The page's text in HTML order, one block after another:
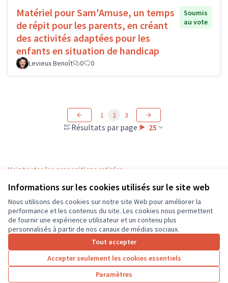
Informations sur les cookies utilisés sur le site web
Nous utilisons des cookies sur notre site Web pour améliorer la
performance et les contenus du site. Les cookies nous permettent
de fournir une expérience utilisateur et un contenu plus
personnalisés à partir de nos canaux de médias sociaux.
Tout accepter
Accepter seulement les cookies essentiels
Paramètres
Matériel pour Sam'Amuse, un temps
de répit pour les parents, en créant
des activités adaptées pour les
enfants en situation de handicap
Soumis
au vote
Levieux Benoît 0 0
Résultats par page : 25
1 2 3
Voir toutes les propositions retirées
Conditions d'utilisation
Paramètres des cookies
CD37 sur X
(Lien externe)
CD37 sur Facebook
CD37 sur Instagram
CD37 sur YouTube
(Lien externe)
Site réalisé grâce aulogiciel libre Decidim .
Licence
(Lien